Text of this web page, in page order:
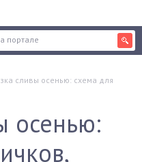
сливы осенью: схема для
осенью: